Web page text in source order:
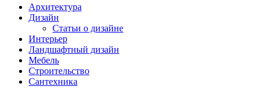
Архитектура
Дизайн
Статьи о дизайне
Интерьер
Ландшафтный дизайн
Мебель
Строительство
Сантехника